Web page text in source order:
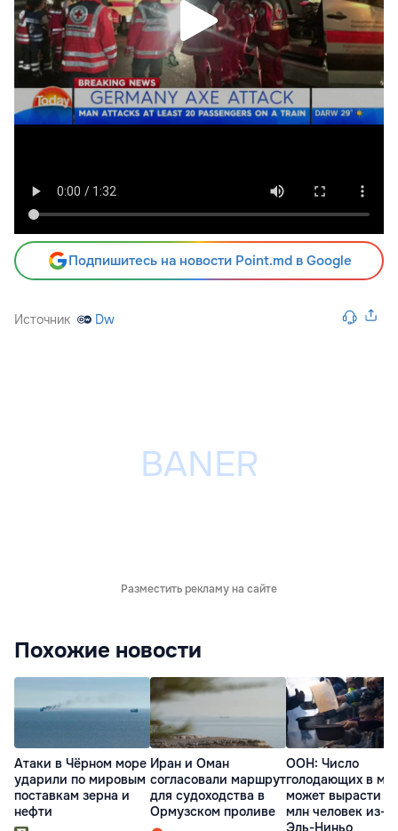
Подпишитесь на новости Point.md в Google
Источник Dw
Разместить рекламу на сайте
Похожие новости
Атаки в Чёрном море
ударили по мировым
поставкам зерна и
нефти
Иран и Оман
согласовали маршрут
для судоходства в
Ормузском проливе
ООН: Число
голодающих в
может вырасти
млн человек из-за
Эль-Ниньо